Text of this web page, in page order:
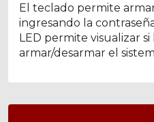
El teclado permite
ingresando la
LED permite visualizar si
armar/desarmar el